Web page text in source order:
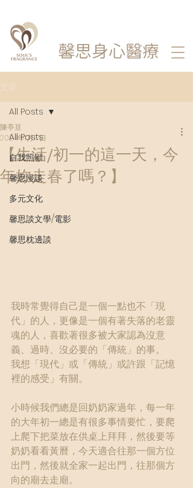
馨思身心醫療
All Posts
自我照顧
馨思漫談
多元文化
馨思談文學/電影
馨思枕邊談
All Posts
【生活/初一的這一天，今
年妳走春了嗎？】
陳亭亘
2024年1月17日
我時常覺得自己是一個一點也不「現
代」的人，更像是一個有著失落的老靈
魂的人，喜歡著很多被大家認為沒意
義、過時、沒必要的「傳統」的事。
我想「現代」或「傳統」或許跟「記憶
裡的感受」有關。
小時候我們總是回奶奶家過年，每一年
的大年初一總是有很多事情要忙，要爬
上爬下把菜放在供桌上拜拜，然後要等
奶奶看看黃曆，今天適合往那一個方位
出門，然後就全家一起出門，往那個方
向的廟去走廟。